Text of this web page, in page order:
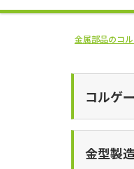
金属部品のコ
コルゲ
金型製